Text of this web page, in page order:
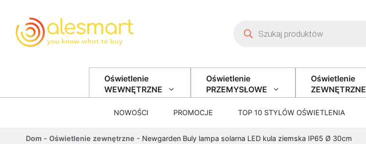
Oświetlenie
WEWNĘTRZNE
Oświetlenie
PRZEMYSŁOWE
Oświetlenie
ZEWNĘTRZNE
NOWOŚCI PROMOCJE TOP 10 STYLÓW OŚWIETLENIA
Dom - Oświetlenie zewnętrzne - Newgarden Buly lampa solarna LED kula ziemska IP65 Ø 30cm